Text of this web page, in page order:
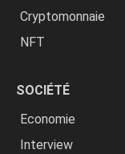
Cryptomonnaie
NFT
SOCIÉTÉ
Economie
Interview